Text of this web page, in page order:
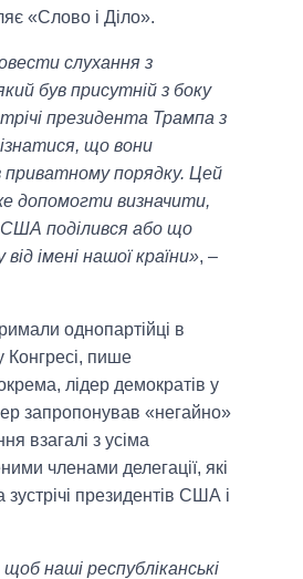
«Слово і Діло».
слухання з
був присутній з боку
президента Трампа з
що вони
приватному порядку. Цей
допомогти визначити,
поділився або що
імені нашої країни», –
однопартійці в
Конгресі, пише
лідер демократів у
запропонував «негайно»
взагалі з усіма
членами делегації, які
зустрічі президентів США і
наші республіканські